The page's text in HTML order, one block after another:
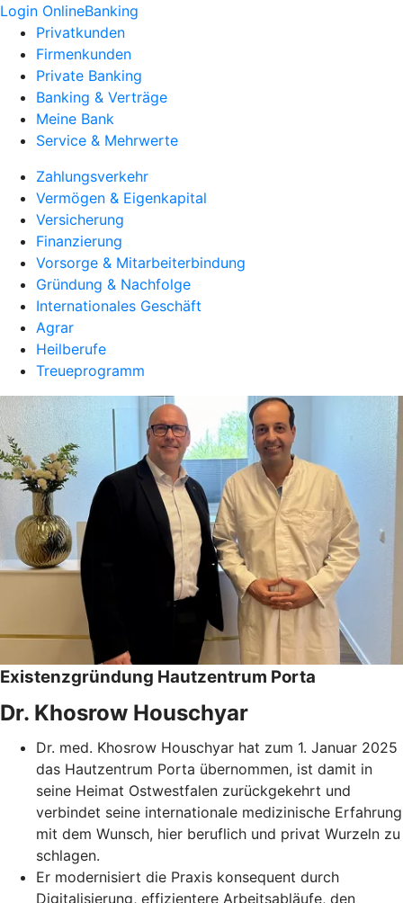
Login OnlineBanking
Privatkunden
Firmenkunden
Private Banking
Banking & Verträge
Meine Bank
Service & Mehrwerte
Zahlungsverkehr
Vermögen & Eigenkapital
Versicherung
Finanzierung
Vorsorge & Mitarbeiterbindung
Gründung & Nachfolge
Internationales Geschäft
Agrar
Heilberufe
Treueprogramm
Existenzgründung Hautzentrum Porta
Dr. Khosrow Houschyar
Dr. med. Khosrow Houschyar hat zum 1. Januar 2025
das Hautzentrum Porta übernommen, ist damit in
seine Heimat Ostwestfalen zurückgekehrt und
verbindet seine internationale medizinische Erfahrung
mit dem Wunsch, hier beruflich und privat Wurzeln zu
schlagen.
Er modernisiert die Praxis konsequent durch
Digitalisierung, effizientere Arbeitsabläufe, den